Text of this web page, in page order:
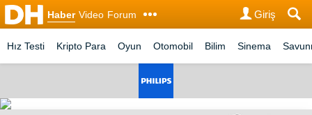
Haber Video Forum Giriş
Hız Testi Kripto Para Oyun Otomobil Bilim Sinema